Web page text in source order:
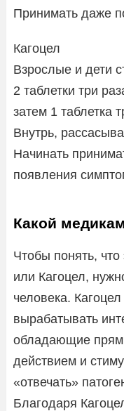
Принимать даже
Кагоцел
Взрослые и дети
2 таблетки три
затем 1 таблетка
Внутрь,
Начинать
появления
Какой
Чтобы понять,
или Кагоцел,
человека.
вырабатывать
обладающие
действием и
«отвечать»
Благодаря